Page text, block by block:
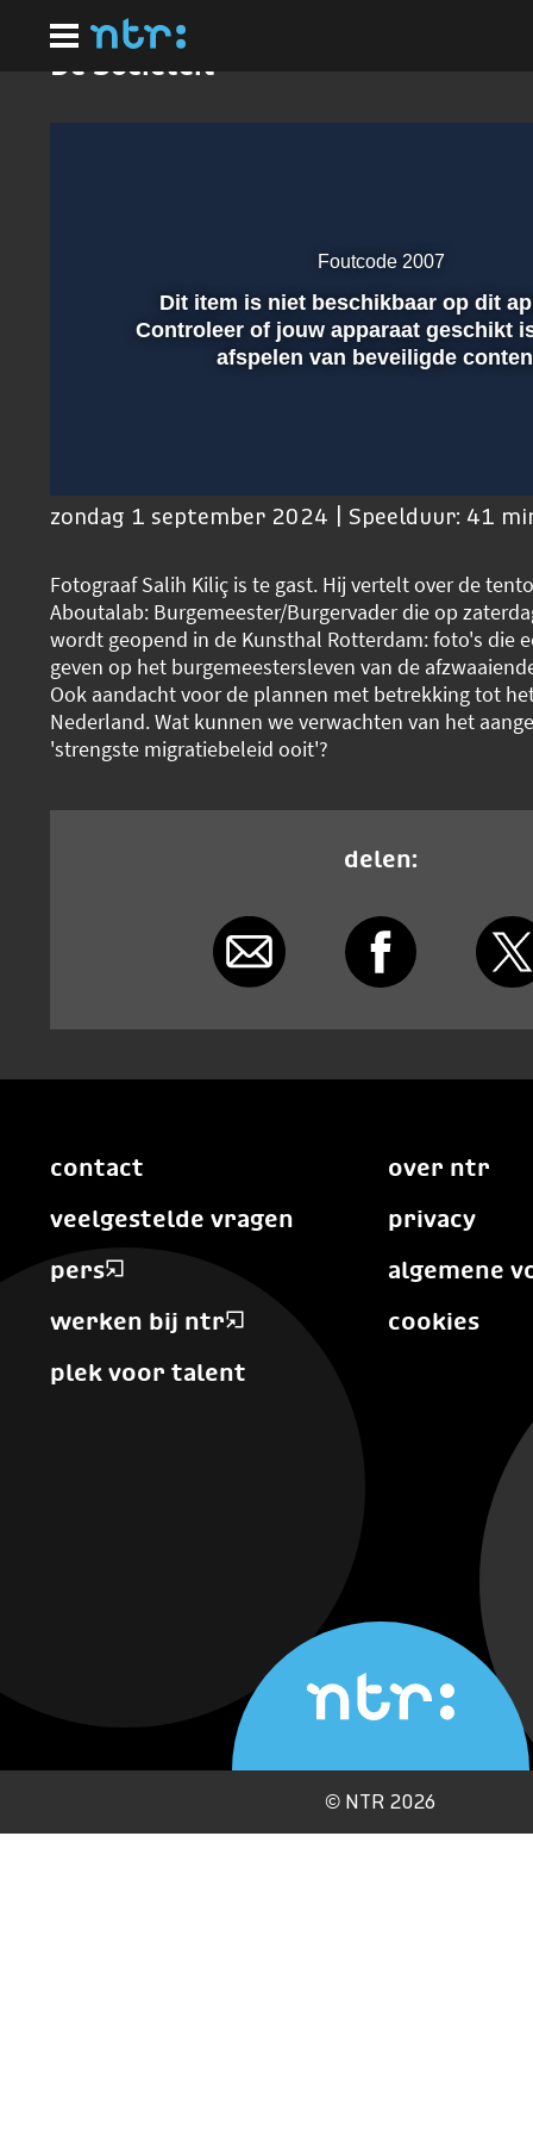
hoofdinhoud
De Sociëteit
Afspelen
Foutcode 2007
Dit item is niet beschikbaar op dit
Controleer of jouw apparaat geschikt
afspelen van beveiligde
zondag 1 september 2024 | Speelduur: 41
Fotograaf Salih Kiliç is te gast. Hij vertelt over de
Aboutalab: Burgemeester/Burgervader die op
wordt geopend in de Kunsthal Rotterdam: foto's die
geven op het burgemeestersleven van de
Ook aandacht voor de plannen met betrekking tot
Nederland. Wat kunnen we verwachten van het
'strengste migratiebeleid ooit'?
delen:
contact
veelgestelde vragen
pers
werken bij ntr
plek voor talent
over ntr
privacy
algemene
cookies
© NTR 2026